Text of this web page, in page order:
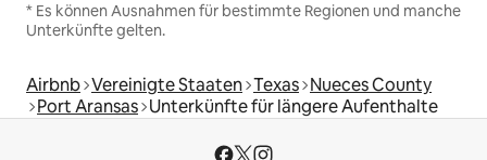
* Es können Ausnahmen für bestimmte Regionen und manche
Unterkünfte gelten.
Airbnb Vereinigte Staaten Texas Nueces County
Port Aransas Unterkünfte für längere Aufenthalte